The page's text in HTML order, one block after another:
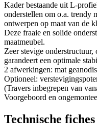
Kader bestaande uit L-
onderstellen om o.a. trendy
ontwerpen op maat van de
Deze fraaie en solide
maatmeubel.
Zeer stevige
garandeert een optimale
2 afwerkingen: mat
Optioneel:
(Travers inbegrepen van
Voorgeboord en
Technische fiches